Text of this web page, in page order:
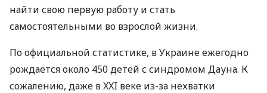
найти свою первую работу и стать
самостоятельными во взрослой жизни.
По официальной статистике, в Украине ежегодно
рождается около 450 детей с синдромом Дауна. К
сожалению, даже вXXI веке из-за нехватки